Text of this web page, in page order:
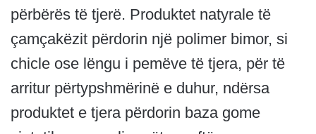
përbërës të tjerë. Produktet natyrale të
çamçakëzit përdorin një polimer bimor, si
chicle ose lëngu i pemëve të tjera, për të
arritur përtypshmërinë e duhur, ndërsa
produktet e tjera përdorin baza gome